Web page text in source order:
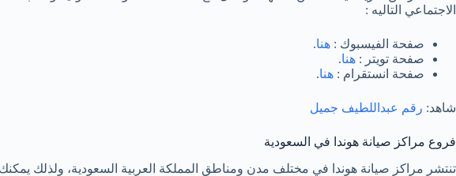
الاجتماعي التاليه :
صفحة الفيسبوك : هنا.
صفحة تويتر : هنا.
صفحة انستقرام : هنا.
شاهد: رقم عبداللطيف جميل
فروع مراكز صيانة هوندا في السعودية
تنتشر مراكز صيانة هوندا في مختلف مدن ومناطق المملكة العربية السعودية، ولذلك يمكنك